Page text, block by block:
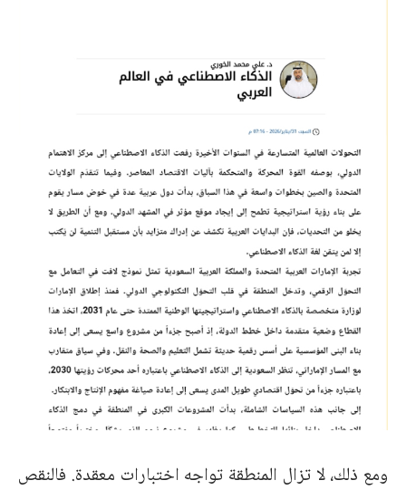
ومع ذلك، لا تزال المنطقة تواجه اختبارات معقدة. فالنقص